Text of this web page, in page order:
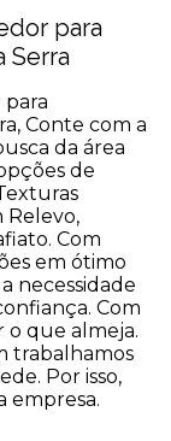
para
Serra
Conte com a
da área
de
Relevo,
Com
em ótimo
necessidade
Com
o que almeja.
trabalhamos
Por isso,
empresa.